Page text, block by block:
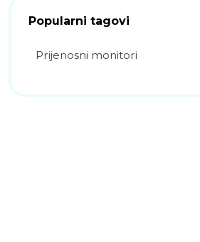
Popularni tagovi
Prijenosni monitori